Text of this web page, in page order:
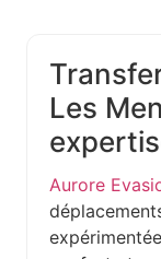
Les
Aurore